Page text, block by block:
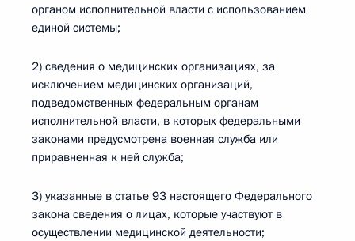
органом исполнительной власти с использованием
единой системы;
2) сведения о медицинских организациях, за
исключением медицинских организаций,
подведомственных федеральным органам
исполнительной власти, в которых федеральными
законами предусмотрена военная служба или
приравненная к ней служба;
3) указанные в статье 93 настоящего Федерального
закона сведения о лицах, которые участвуют в
осуществлении медицинской деятельности;